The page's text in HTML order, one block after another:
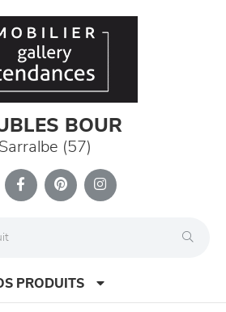
BOUR
Sarralbe (57)
PRODUITS